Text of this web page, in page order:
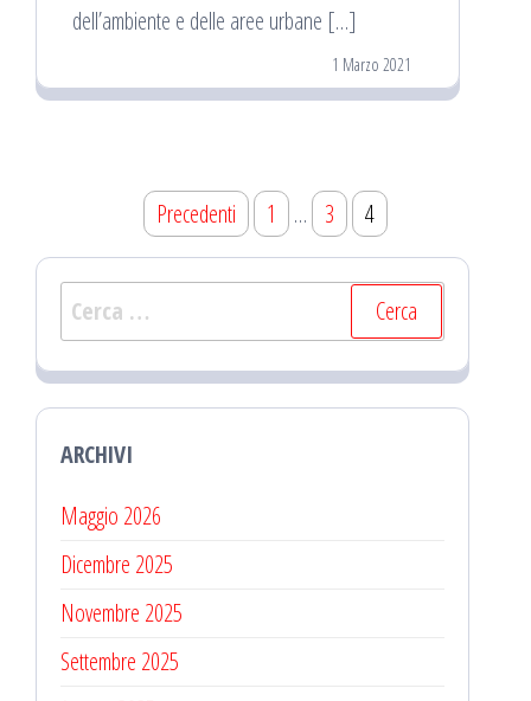
dell’ambiente e delle aree urbane […]
1 Marzo 2021
Navigazione
articoli
Precedenti 1 … 3 4
Ricerca
per:
ARCHIVI
Maggio 2026
Dicembre 2025
Novembre 2025
Settembre 2025